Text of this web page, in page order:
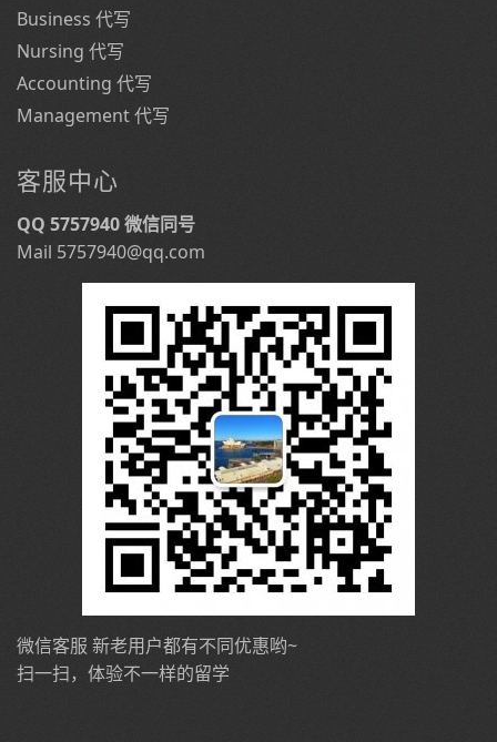
Business 代写
Nursing 代写
Accounting 代写
Management 代写
客服中心
QQ 5757940 微信同号
Mail 5757940@qq.com
微信客服 新老用户都有不同优惠哟~
扫一扫，体验不一样的留学